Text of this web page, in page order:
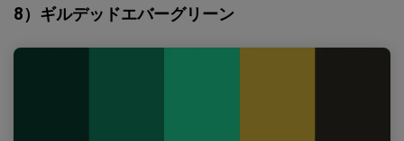
8）ギルデッドエバーグリーン